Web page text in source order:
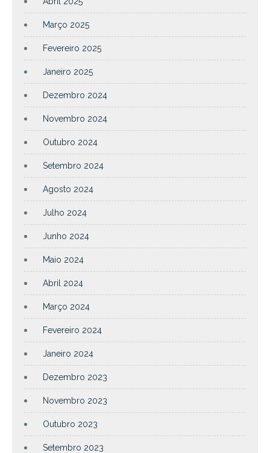
Março 2025
Fevereiro 2025
Janeiro 2025
Dezembro 2024
Novembro 2024
Outubro 2024
Setembro 2024
Agosto 2024
Julho 2024
Junho 2024
Maio 2024
Abril 2024
Março 2024
Fevereiro 2024
Janeiro 2024
Dezembro 2023
Novembro 2023
Outubro 2023
Setembro 2023